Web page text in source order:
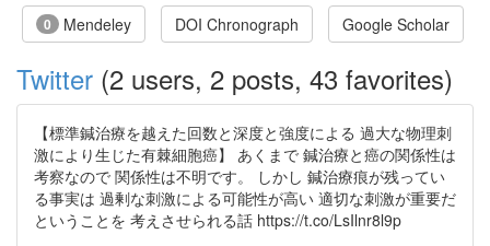
0 Mendeley DOI Chronograph Google Scholar
Twitter (2 users, 2 posts, 43 favorites)
【標準鍼治療を越えた回数と深度と強度による 過大な物理刺
激により生じた有棘細胞癌】 あくまで 鍼治療と癌の関係性は
考察なので 関係性は不明です。 しかし 鍼治療痕が残ってい
る事実は 過剰な刺激による可能性が高い 適切な刺激が重要だ
ということを 考えさせられる話 https://t.co/LsIlnr8l9p